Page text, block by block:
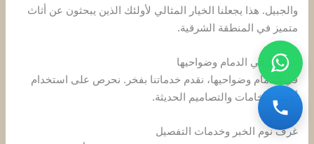
والجبيل. هذا يجعلنا الخيار المثالي لأولئك الذين يبحثون عن أثاث
متميز في المنطقة الشرقية.
خدماتنا في الدمام وضواحيها
في الدمام وضواحيها، نقدم خدماتنا بفخر. نحرص على استخدام
أفضل الخامات والتصاميم الحديثة.
غرف نوم الخبر وخدمات التفصيل